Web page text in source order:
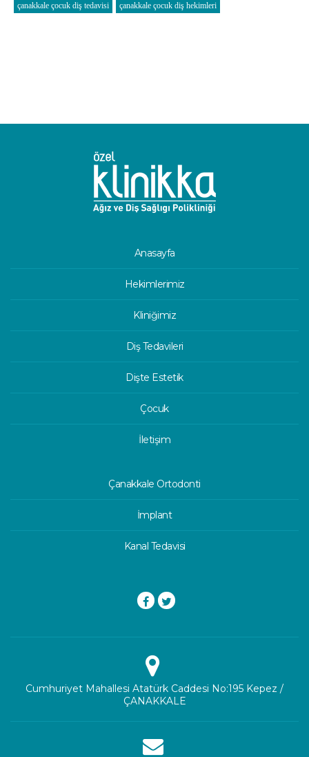
çanakkale çocuk diş tedavisi
çanakkale çocuk diş hekimleri
Anasayfa
Hekimlerimiz
Kliniğimiz
Diş Tedavileri
Dişte Estetik
Çocuk
İletişim
Çanakkale Ortodonti
İmplant
Kanal Tedavisi
Cumhuriyet Mahallesi Atatürk Caddesi No:195 Kepez /
ÇANAKKALE